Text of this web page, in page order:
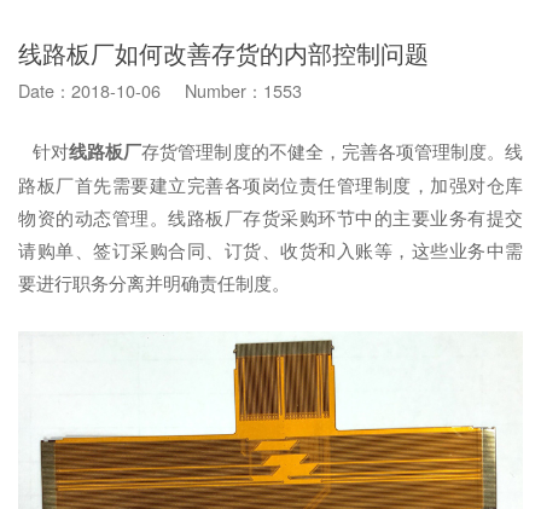
线路板厂如何改善存货的内部控制问题
Date：2018-10-06 Number：1553
针对线路板厂存货管理制度的不健全，完善各项管理制度。线
路板厂首先需要建立完善各项岗位责任管理制度，加强对仓库
物资的动态管理。线路板厂存货采购环节中的主要业务有提交
请购单、签订采购合同、订货、收货和入账等，这些业务中需
要进行职务分离并明确责任制度。